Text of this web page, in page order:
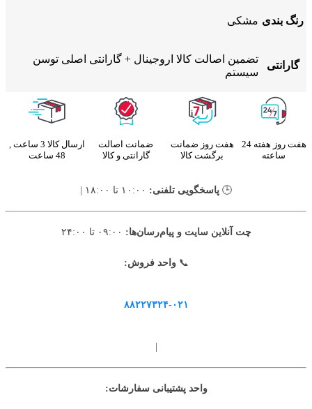
رنگ بندی مشکی
گارانتی
تضمین اصالت کالا اروجینال + گارانتی اصلی توسن
سیستم
هفت روز هفته 24
ساعته
هفت روز ضمانت
برگشت کالا
ضمانت اصالت
گارانتی و کالا
ارسال کالا 3 ساعت ,
48 ساعت
🕒 پاسخگویی تلفنی:
چت آنلاین سایت و پیام‌رسان‌ها:
📞واحد فروش:
۸۸۲۲۷۳۲۴-۰۲۱
واحد پشتیبانی سفارشات: